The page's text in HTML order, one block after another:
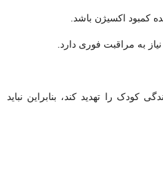
کمبود اکسیژن باشد.
به مراقبت فوری دارد.
را تهدید کند، بنابراین نباید